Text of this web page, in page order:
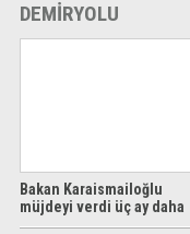
DEMİRYOLU
Bakan Karaismailoğlu
müjdeyi verdi üç ay daha
ücretsiz